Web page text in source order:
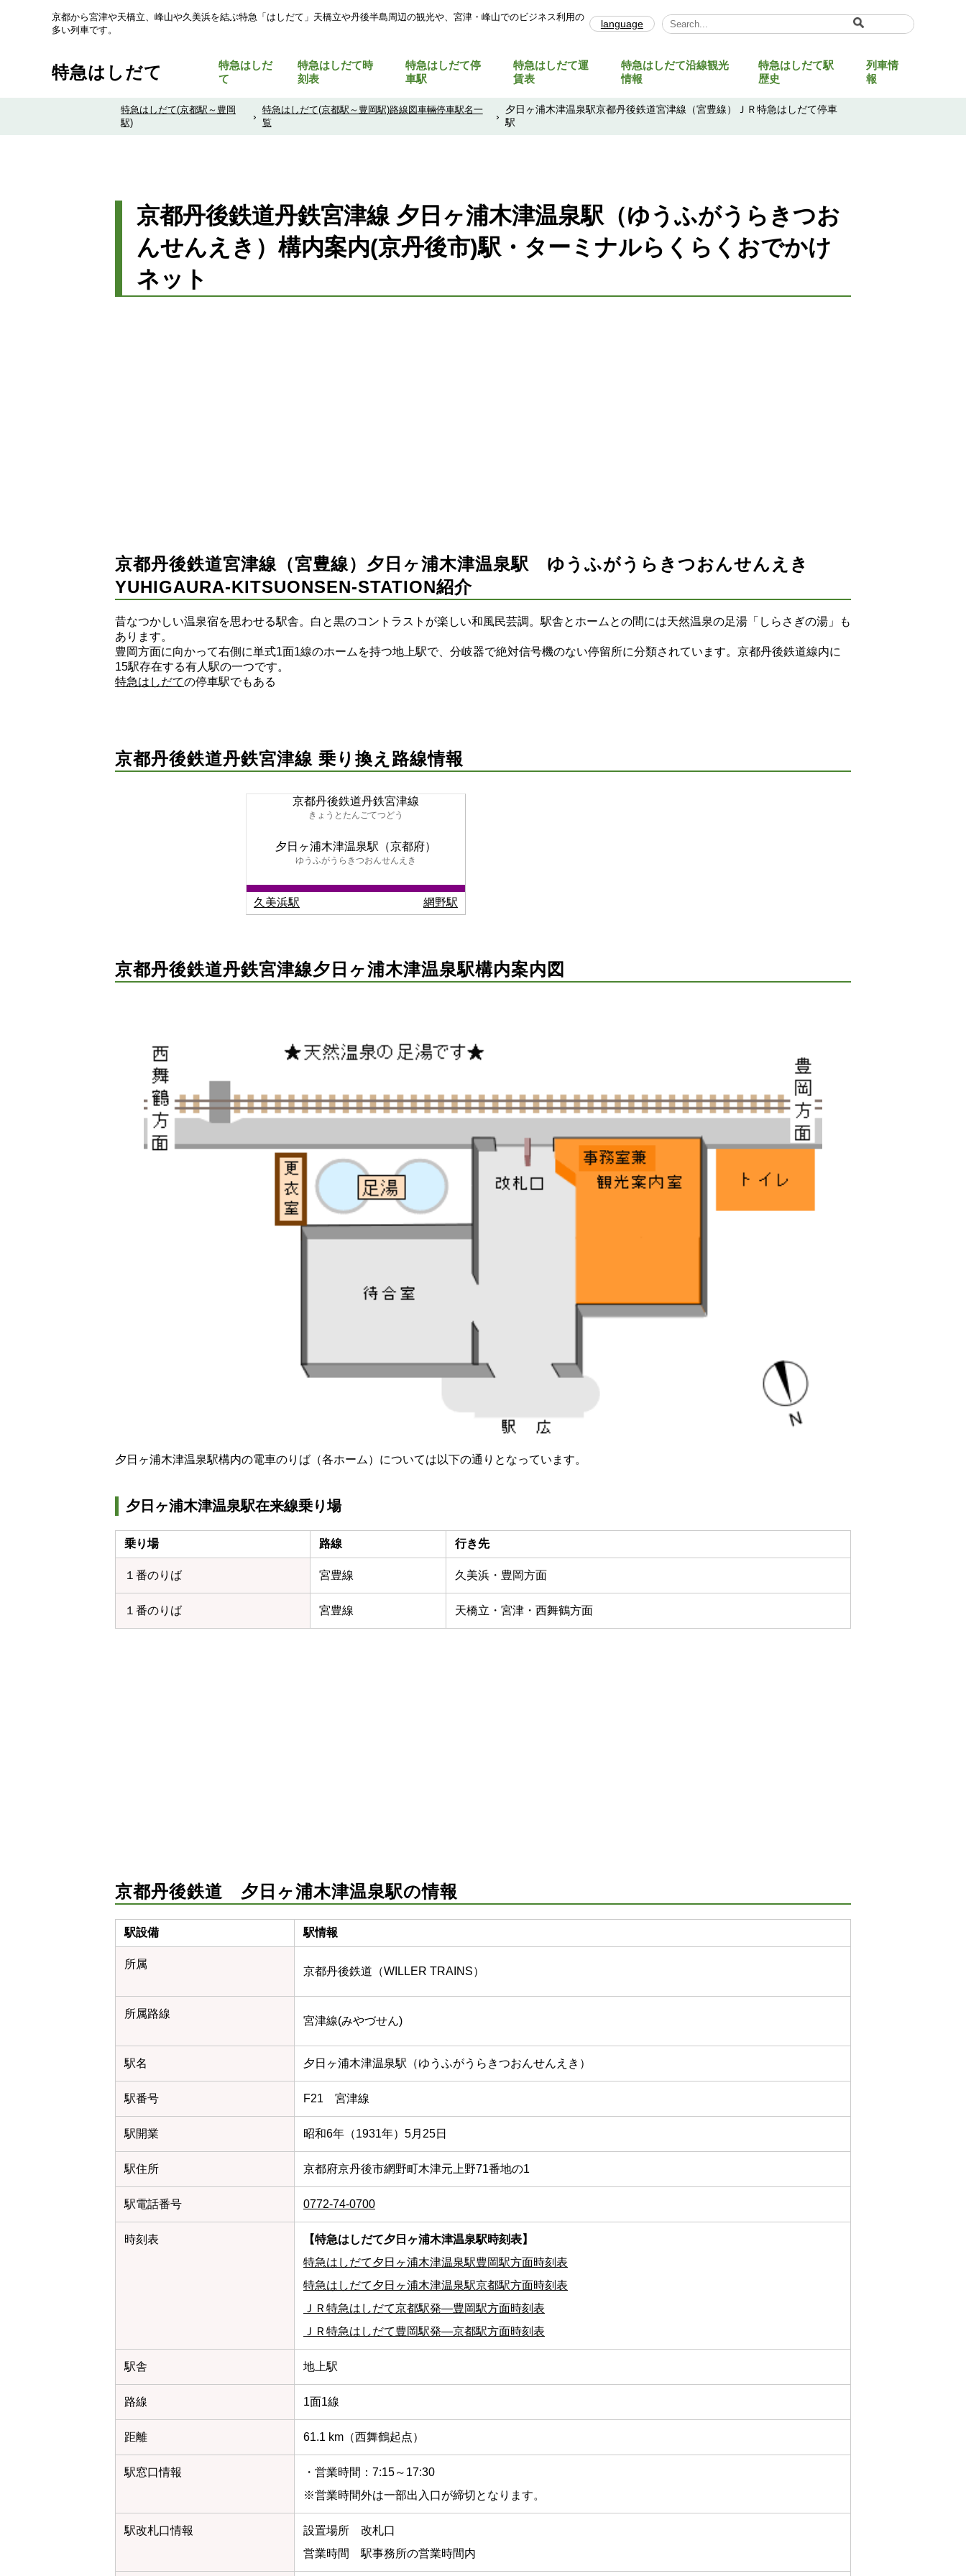
京都から宮津や天橋立、峰山や久美浜を結ぶ特急「はしだて」天橋立や丹後半島周辺の観光や、宮津・峰山でのビジネス利用の
多い列車です。
language
特急はしだて
特急はしだ
て
特急はしだて時
刻表
特急はしだて停
車駅
特急はしだて運
賃表
特急はしだて沿線観光
情報
特急はしだて駅
歴史
列車情
報
特急はしだて(京都駅～豊岡
駅)
›
特急はしだて(京都駅～豊岡駅)路線図車輛停車駅名一
覧
›
夕日ヶ浦木津温泉駅京都丹後鉄道宮津線（宮豊線）ＪＲ特急はしだて停車
駅
京都丹後鉄道丹鉄宮津線 夕日ヶ浦木津温泉駅（ゆうふがうらきつお
んせんえき）構内案内(京丹後市)駅・ターミナルらくらくおでかけ
ネット
京都丹後鉄道宮津線（宮豊線）夕日ヶ浦木津温泉駅 ゆうふがうらきつおんせんえき
YUHIGAURA-KITSUONSEN-STATION紹介
昔なつかしい温泉宿を思わせる駅舎。白と黒のコントラストが楽しい和風民芸調。駅舎とホームとの間には天然温泉の足湯「しらさぎの湯」も
あります。
豊岡方面に向かって右側に単式1面1線のホームを持つ地上駅で、分岐器で絶対信号機のない停留所に分類されています。京都丹後鉄道線内に
15駅存在する有人駅の一つです。
特急はしだての停車駅でもある
京都丹後鉄道丹鉄宮津線 乗り換え路線情報
京都丹後鉄道丹鉄宮津線
きょうとたんごてつどう
夕日ヶ浦木津温泉駅（京都府）
ゆうふがうらきつおんせんえき
久美浜駅 網野駅
京都丹後鉄道丹鉄宮津線夕日ヶ浦木津温泉駅構内案内図
夕日ヶ浦木津温泉駅構内の電車のりば（各ホーム）については以下の通りとなっています。
夕日ヶ浦木津温泉駅在来線乗り場
乗り場 路線 行き先
１番のりば 宮豊線 久美浜・豊岡方面
１番のりば 宮豊線 天橋立・宮津・西舞鶴方面
京都丹後鉄道 夕日ヶ浦木津温泉駅の情報
駅設備 駅情報
所属
京都丹後鉄道（WILLER TRAINS）
所属路線
宮津線(みやづせん)
駅名 夕日ヶ浦木津温泉駅（ゆうふがうらきつおんせんえき）
駅番号 F21 宮津線
駅開業 昭和6年（1931年）5月25日
駅住所 京都府京丹後市網野町木津元上野71番地の1
駅電話番号 0772-74-0700
時刻表
【特急はしだて夕日ヶ浦木津温泉駅時刻表】
特急はしだて夕日ヶ浦木津温泉駅豊岡駅方面時刻表
特急はしだて夕日ヶ浦木津温泉駅京都駅方面時刻表
ＪＲ特急はしだて京都駅発―豊岡駅方面時刻表
ＪＲ特急はしだて豊岡駅発―京都駅方面時刻表
駅舎 地上駅
路線 1面1線
距離 61.1 km（西舞鶴起点）
駅窓口情報
・営業時間：7:15～17:30
※営業時間外は一部出入口が締切となります。
駅改札口情報
設置場所 改札口
営業時間 駅事務所の営業時間内